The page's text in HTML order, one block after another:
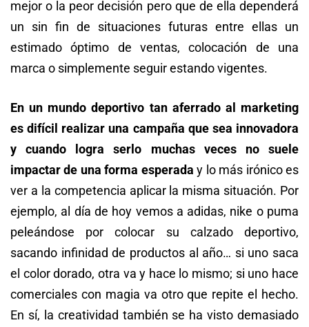
mejor o la peor decisión pero que de ella dependerá
un sin fin de situaciones futuras entre ellas un
estimado óptimo de ventas, colocación de una
marca o simplemente seguir estando vigentes.
En un mundo deportivo tan aferrado al marketing
es difícil realizar una campaña que sea innovadora
y cuando logra serlo muchas veces no suele
impactar de una forma esperada y lo más irónico es
ver a la competencia aplicar la misma situación. Por
ejemplo, al día de hoy vemos a adidas, nike o puma
peleándose por colocar su calzado deportivo,
sacando infinidad de productos al año… si uno saca
el color dorado, otra va y hace lo mismo; si uno hace
comerciales con magia va otro que repite el hecho.
En sí, la creatividad también se ha visto demasiado